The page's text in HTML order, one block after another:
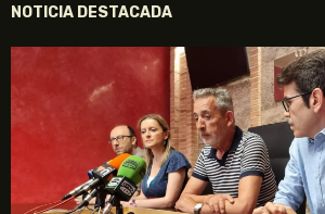
NOTICIA DESTACADA